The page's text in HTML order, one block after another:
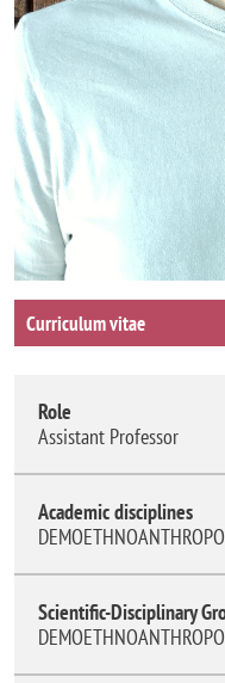
Curriculum vitae
Role
Assistant Professor
Academic disciplines
Scientific-Disciplinary